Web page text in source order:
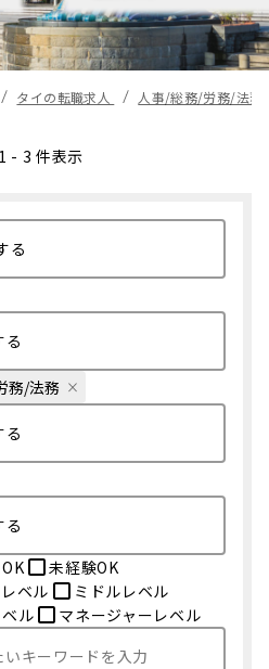
タイの転職求人 人事/総務/労務/法務
1 - 3 件表示
る
る
務/法務
る
る
未経験OK
ベル
ミドルレベル
ル
マネージャーレベル